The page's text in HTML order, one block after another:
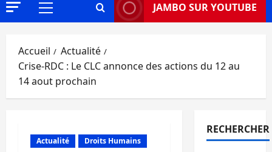
Menu
JAMBO SUR YOUTUBE
Accueil
Actualité
Crise-RDC : Le CLC annonce des actions du 12 au
14 aout prochain
Actualité Droits Humains
RECHERCHER